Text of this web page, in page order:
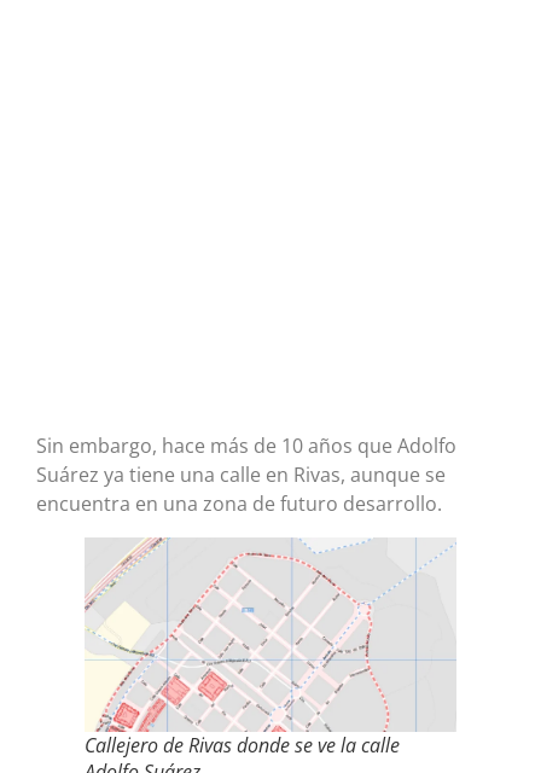
Sin embargo, hace más de 10 años que Adolfo
Suárez ya tiene una calle en Rivas, aunque se
encuentra en una zona de futuro desarrollo.
Callejero de Rivas donde se ve la calle